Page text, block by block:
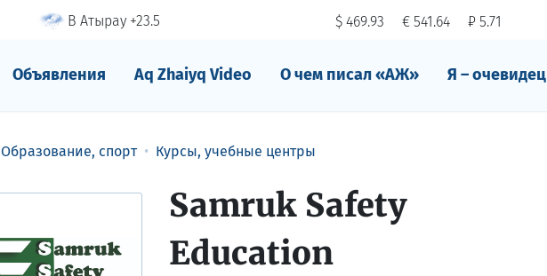
В Атырау +23.5 $ 469.93 € 541.64 ₽ 5.71
Объявления Aq Zhaiyq Video О чем писал «АЖ» Я – очевидец
Образование, спорт Курсы, учебные центры
Samruk Safety
Education